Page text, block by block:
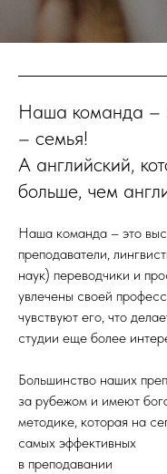
Наша команда –
– семья!
А английский,
больше, чем
Наша команда – это
преподаватели,
наук) переводчики и
увлечены своей
чувствуют его, что
студии еще более
Большинство наших
за рубежом и имеют
методике, которая на
самых эффективных
в преподавании